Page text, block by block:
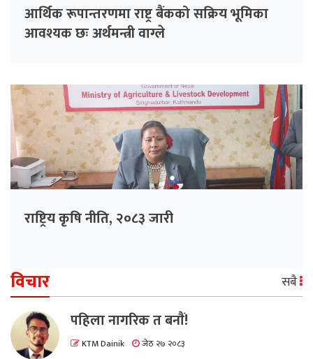
आर्थिक रूपान्तरणमा राष्ट्र बैंकको सक्रिय भूमिका
आवश्यक छः अर्थमन्त्री वाग्ले
राष्ट्रिय कृषि नीति, २०८३ जारी
विचार सबै
पहिला नागरिक त बनाैं!
KTM Dainik जेठ २७ २०८३